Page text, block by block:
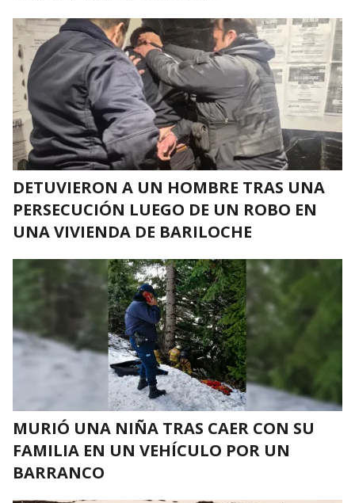
DETUVIERON A UN HOMBRE TRAS UNA
PERSECUCIÓN LUEGO DE UN ROBO EN
UNA VIVIENDA DE BARILOCHE
MURIÓ UNA NIÑA TRAS CAER CON SU
FAMILIA EN UN VEHÍCULO POR UN
BARRANCO